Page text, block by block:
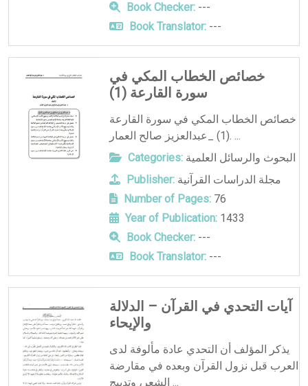
Book Checker:---
Book Translator:---
خصائص الخطاب المكي في
سورة القارعة (1)
خصائص الخطاب المكي في سورة القارعة
(1) _عبدالعزيز صالح العمار. ...
Categories: البحوث والرسائل العلمية
Publisher: مجلة الدراسات القرآنية
Number of Pages:76
Year of Publication:1433
Book Checker:---
Book Translator:---
آيات التحدي في القرآن – الدلالة
والإيحاء
يذكر المؤلف أن التحدي عادة مألوفة لدى
العرب قبل نزول القرآن وبعده في مقارضة
الشعر، وتدبيج ...